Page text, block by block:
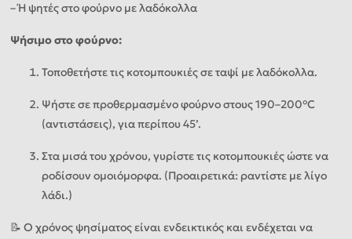
– Ή ψητές στο φούρνο με λαδόκολλα
Ψήσιμο στο φούρνο:
Τοποθετήστε τις κοτομπουκιές σε ταψί με λαδόκολλα.
Ψήστε σε προθερμασμένο φούρνο στους 190–200°C
(αντιστάσεις), για περίπου 45’.
Στα μισά του χρόνου, γυρίστε τις κοτομπουκιές ώστε να
ροδίσουν ομοιόμορφα. (Προαιρετικά: ραντίστε με λίγο
λάδι.)
📝 Ο χρόνος ψησίματος είναι ενδεικτικός και ενδέχεται να